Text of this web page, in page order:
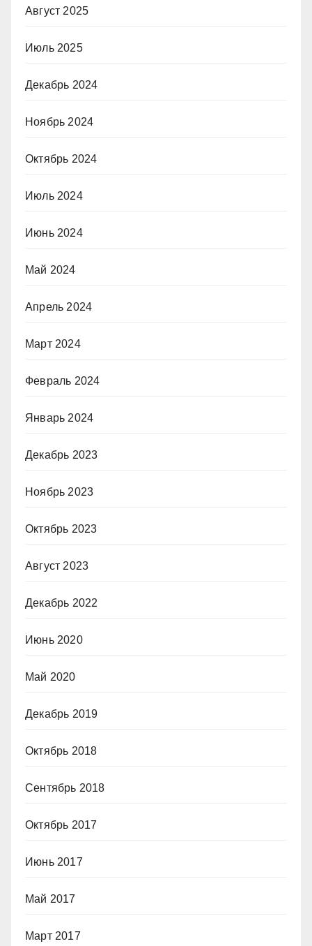
Август 2025
Июль 2025
Декабрь 2024
Ноябрь 2024
Октябрь 2024
Июль 2024
Июнь 2024
Май 2024
Апрель 2024
Март 2024
Февраль 2024
Январь 2024
Декабрь 2023
Ноябрь 2023
Октябрь 2023
Август 2023
Декабрь 2022
Июнь 2020
Май 2020
Декабрь 2019
Октябрь 2018
Сентябрь 2018
Октябрь 2017
Июнь 2017
Май 2017
Март 2017